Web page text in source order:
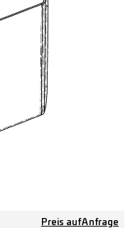
Preis auf Anfrage